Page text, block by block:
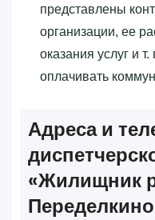
представлены
организации, ее
оказания услуг и
оплачивать
Адреса и
«‎Жилищник